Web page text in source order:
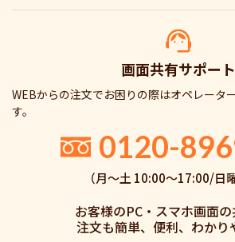
画面共有サポート
WEBからの注文でお困りの際はオペレータ
す。
0120-
（月〜土 10:00〜17:00/日
お客様のPC・スマホ画面の
注文も簡単、便利、わかり